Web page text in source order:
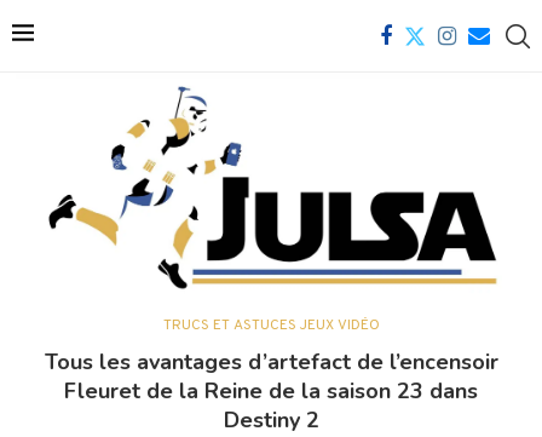
TRUCS ET ASTUCES JEUX VIDÉO
Tous les avantages d’artefact de l’encensoir
Fleuret de la Reine de la saison 23 dans
Destiny 2